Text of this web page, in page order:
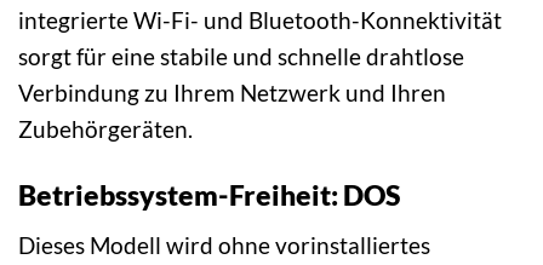
integrierte Wi-Fi- und Bluetooth-Konnektivität
sorgt für eine stabile und schnelle drahtlose
Verbindung zu Ihrem Netzwerk und Ihren
Zubehörgeräten.
Betriebssystem-Freiheit: DOS
Dieses Modell wird ohne vorinstalliertes